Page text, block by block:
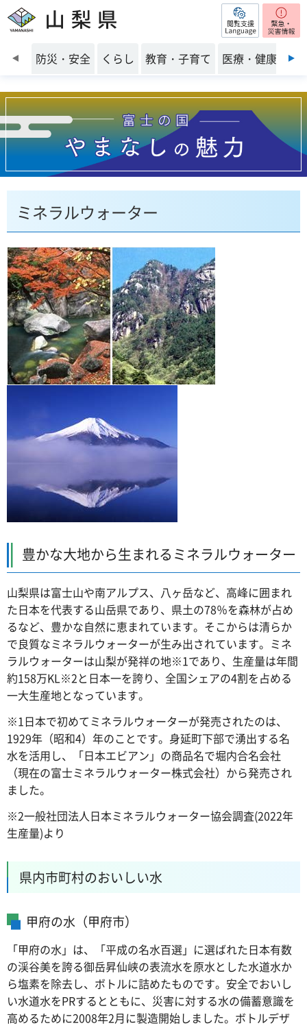
山梨県 閲覧支援
前のスライドを表示
防災・安全 くらし 教育・子育て 医療・健康・福
ミネラルウォーター
豊かな大地から生まれるミネラルウォーター
山梨県は富士山や南アルプス、八ヶ岳など、高峰に囲まれ
た日本を代表する山岳県であり、県土の78％を森林が占め
るなど、豊かな自然に恵まれています。そこからは清らか
で良質なミネラルウォーターが生み出されています。ミネ
ラルウォーターは山梨が発祥の地※1であり、生産量は年間
約158万KL※2と日本一を誇り、全国シェアの4割を占める
一大生産地となっています。
※1日本で初めてミネラルウォーターが発売されたのは、
1929年（昭和4）年のことです。身延町下部で湧出する名
水を活用し、「日本エビアン」の商品名で堀内合名会社
（現在の富士ミネラルウォーター株式会社）から発売され
ました。
※2一般社団法人日本ミネラルウォーター協会調査(2022年
生産量)より
県内市町村のおいしい水
甲府の水（甲府市）
「甲府の水」は、「平成の名水百選」に選ばれた日本有数
の渓谷美を誇る御岳昇仙峡の表流水を原水とした水道水か
ら塩素を除去し、ボトルに詰めたものです。安全でおいし
い水道水をPRするとともに、災害に対する水の備蓄意識を
高めるために2008年2月に製造開始しました。ボトルデザ